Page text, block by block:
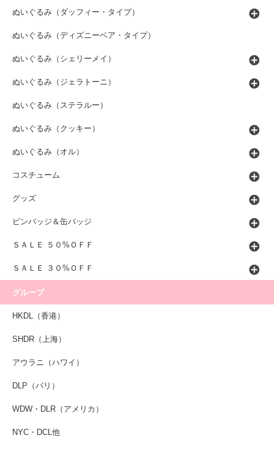
ぬいぐるみ（ダッフィー・タイプ）
ぬいぐるみ（ディズニーベア・タイプ）
ぬいぐるみ（シェリーメイ）
ぬいぐるみ（ジェラトーニ）
ぬいぐるみ（ステラルー）
ぬいぐるみ（クッキー）
ぬいぐるみ（オル）
コスチューム
グッズ
ピンバッジ＆缶バッジ
ＳＡＬＥ ５０%ＯＦＦ
ＳＡＬＥ ３０%ＯＦＦ
グループ
HKDL（香港）
SHDR（上海）
アウラニ（ハワイ）
DLP（パリ）
WDW・DLR（アメリカ）
NYC・DCL他